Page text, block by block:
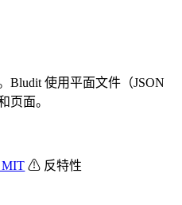
Bludit 使用平面文件（JSON
页面。
MIT ⚠ 反特性